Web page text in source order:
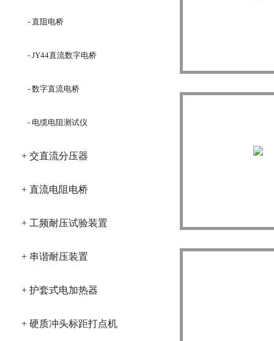
- 直阻电桥
- JY44直流数字电桥
- 数字直流电桥
- 电缆电阻测试仪
+ 交直流分压器
+ 直流电阻电桥
+ 工频耐压试验装置
+ 串谐耐压装置
+ 护套式电加热器
+ 硬质冲头标距打点机